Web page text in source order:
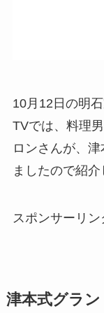
10月12日の明
TVでは、料理
ロンさんが、
ましたので紹介
スポンサーリン
津本式グラ